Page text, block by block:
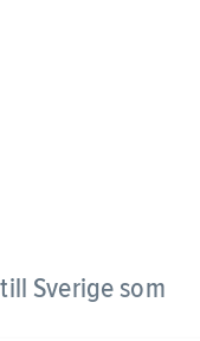
Sverige som